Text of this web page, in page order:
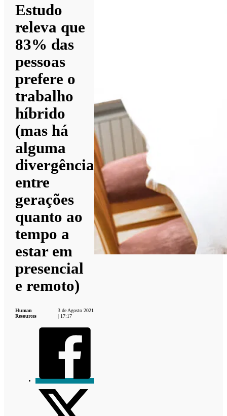
Estudo
releva que
83% das
pessoas
prefere o
trabalho
híbrido
(mas há
alguma
divergência
entre
gerações
quanto ao
tempo a
estar em
presencial
e remoto)
Human
Resources
3 de Agosto 2021
| 17:17